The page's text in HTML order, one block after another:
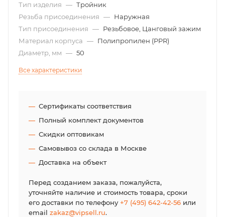
Тип изделия — Тройник
Резьба присоединения — Наружная
Тип присоединения — Резьбовое, Цанговый зажим
Материал корпуса — Полипропилен (PPR)
Диаметр, мм — 50
Все характеристики
Сертификаты соответствия
Полный комплект документов
Скидки оптовикам
Самовывоз со склада в Москве
Доставка на объект
Перед созданием заказа, пожалуйста,
уточняйте наличие и стоимость товара, сроки
его доставки по телефону+7 (495) 642-42-56 или
email zakaz@vipsell.ru.